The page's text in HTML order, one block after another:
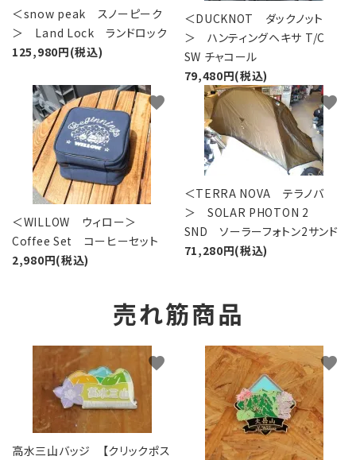
＜snow peak スノーピーク
＞ Land Lock ランドロック
125,980円(税込)
＜DUCKNOT ダックノット
＞ ハンティングヘキサ T/C
SW チャコール
79,480円(税込)
＜WILLOW ウィロー＞
Coffee Set コーヒーセット
2,980円(税込)
favorite
＜TERRA NOVA テラノバ
＞ SOLAR PHOTON 2
SND ソーラーフォトン2サンド
71,280円(税込)
favorite
売れ筋商品
高水三山バッジ 【クリックポス
favorite favorite